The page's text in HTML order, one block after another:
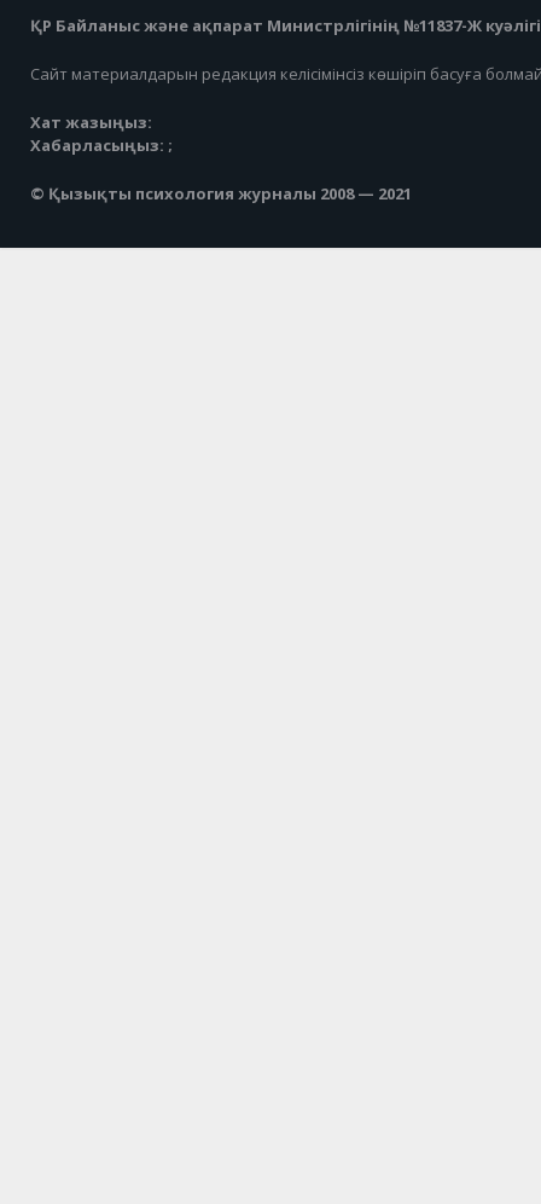
ҚР Байланыс және ақпарат Министрлігінің №11837-Ж куәлігі
Сайт материалдарын редакция келісімінсіз көшіріп басуға
Хат жазыңыз:
Хабарласыңыз: ;
© Қызықты психология журналы 2008 — 2021